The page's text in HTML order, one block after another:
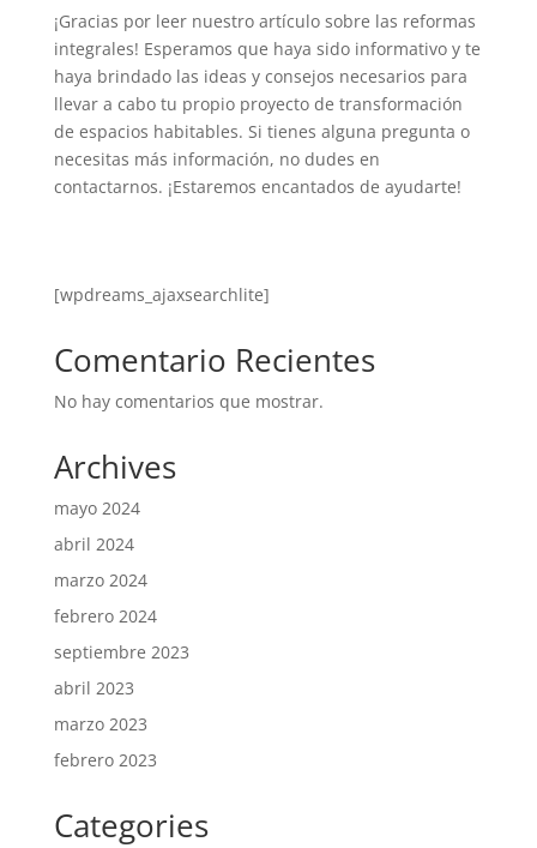
¡Gracias por leer nuestro artículo sobre las reformas
integrales! Esperamos que haya sido informativo y te
haya brindado las ideas y consejos necesarios para
llevar a cabo tu propio proyecto de transformación
de espacios habitables. Si tienes alguna pregunta o
necesitas más información, no dudes en
contactarnos. ¡Estaremos encantados de ayudarte!
[wpdreams_ajaxsearchlite]
Comentario Recientes
No hay comentarios que mostrar.
Archives
mayo 2024
abril 2024
marzo 2024
febrero 2024
septiembre 2023
abril 2023
marzo 2023
febrero 2023
Categories